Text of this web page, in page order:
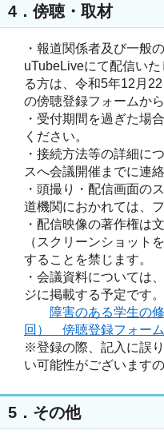
4．傍聴・取材
・報道関係者及び一般
uTubeLiveにて配信い
る方は、令和5年12月
の傍聴登録フォームか
・受付期間を過ぎた場
ください。
・接続方法等の詳細に
スへ会議開催までに連
・頭撮り・配信画面の
道機関におかれては、
・配信映像の著作権は
（スクリーンショット
することを禁じます。
・会議資料については
ジに掲載する予定です
障害のある学生の
回） 傍聴登録フォーム
※登録の際、記入に誤
い可能性がございます
5．その他